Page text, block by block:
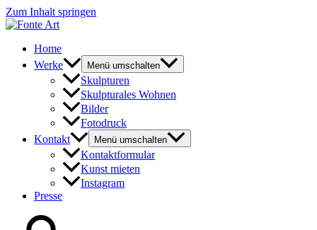
Zum Inhalt springen
Home
Werke
Menü umschalten
Skulpturen
Skulpturales Wohnen
Bilder
Fotodruck
Kontakt
Menü umschalten
Kontaktformular
Kunst mieten
Instagram
Presse